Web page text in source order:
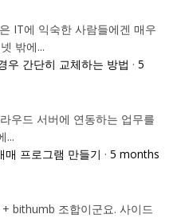
IT에 익숙한 사람들에겐 매우
밖에...
우 간단히 교체하는 방법 · 5
우드 서버에 연동하는 업무를
...
프로그램 만들기 · 5 months
bithumb 조합이군요. 사이드